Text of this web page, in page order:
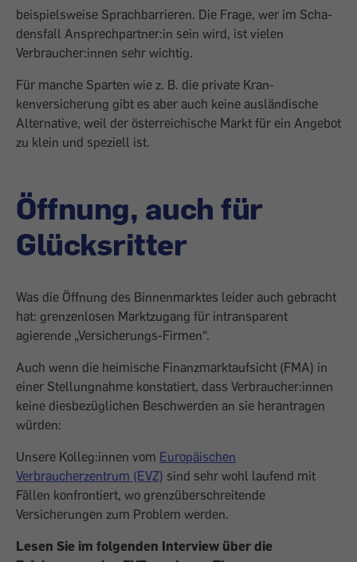
beispielsweise Sprachbarrieren. Die Frage, wer im Scha­
densfall Ansprechpartner:in sein wird, ist vielen
Verbraucher:innen sehr wichtig.
Für manche Sparten wie z. B. die private Kran­
kenversicherung gibt es aber auch keine ausländische
Alternative, weil der öster­reichische Markt für ein Angebot
zu klein und speziell ist.
Öffnung, auch für
Glücksritter
Was die Öffnung des Binnenmarktes leider auch gebracht
hat: grenzenlosen Markt­zugang für intransparent
agierende „Ver­sicherungs-Firmen“.
Auch wenn die heimi­sche Finanzmarktaufsicht (FMA) in
einer Stellungnahme konstatiert, dass Verbrau­cher:innen
keine diesbezüglichen Be­schwerden an sie herantragen
würden:
Unsere Kolleg:innen vom Europäischen
Verbraucherzentrum (EVZ) sind sehr wohl laufend mit
Fällen konfrontiert, wo grenz­überschreitende
Versicherungen zum Pro­blem werden.
Lesen Sie im folgenden Interview über die